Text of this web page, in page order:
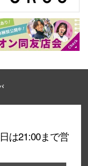
は21:00まで営